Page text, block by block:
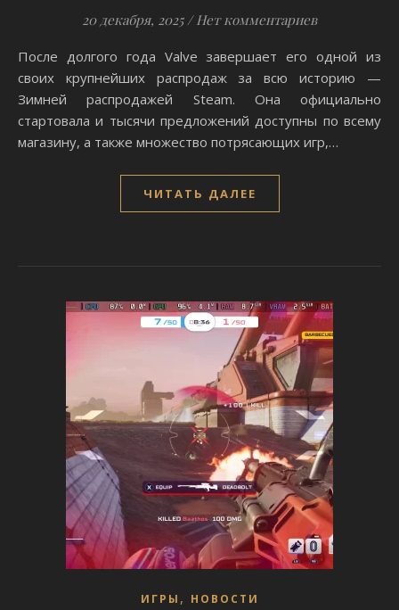
20 декабря, 2025 / Нет комментариев
После долгого года Valve завершает его одной из
своих крупнейших распродаж за всю историю —
Зимней распродажей Steam. Она официально
стартовала и тысячи предложений доступны по всему
магазину, а также множество потрясающих игр,…
ЧИТАТЬ ДАЛЕЕ
ИГРЫ , НОВОСТИ